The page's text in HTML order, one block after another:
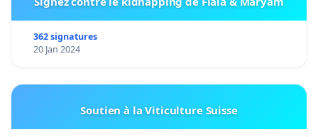
362 signatures
20 Jan 2024
Soutien à la Viticulture Suisse